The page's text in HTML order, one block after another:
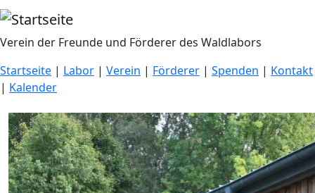
Direkt zum Inhalt
Verein der Freunde und Förderer des Waldlabors
Startseite | Labor | Verein | Förderer | Spenden | Kontakt
| Kalender